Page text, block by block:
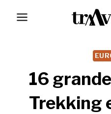
16
Trekking